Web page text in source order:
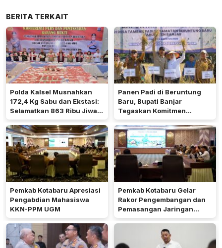
BERITA TERKAIT
Polda Kalsel Musnahkan
172,4 Kg Sabu dan Ekstasi:
Selamatkan 863 Ribu Jiwa
dan Hemat Biaya Rehab Rp.
4,3 Triliun
Panen Padi di Beruntung
Baru, Bupati Banjar
Tegaskan Komitmen
Dukung Ketahanan Pangan
Pemkab Kotabaru Apresiasi
Pengabdian Mahasiswa
KKN-PPM UGM
Pemkab Kotabaru Gelar
Rakor Pengembangan dan
Pemasangan Jaringan
Listrik PLN